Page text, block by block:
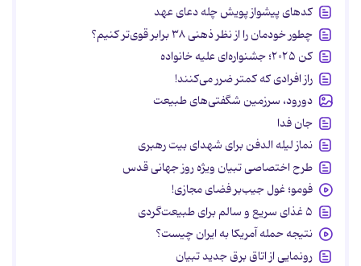
کدهای پیشواز پویش چله دعای عهد
چطور خودمان را از نظر ذهنی ۳۸ برابر قوی‌تر کنیم؟
کن ۲۰۲۵؛ جشنواره‌ای علیه خانواده
راز افرادی که کمتر ضرر می‌کنند!
دورود، سرزمین شگفتی‌های طبیعت
جان فدا
نماز لیله الدفن برای شهدای بیت رهبری
طرح اختصاصی تبیان ویژه روز جهانی قدس
فومو؛ غول جیب‌بر فضای مجازی!
۵ غذای سریع و سالم برای طبیعت‌گردی
نتیجه حمله آمریکا به ایران چیست؟
رونمایی از اتاق برق جدید تبیان